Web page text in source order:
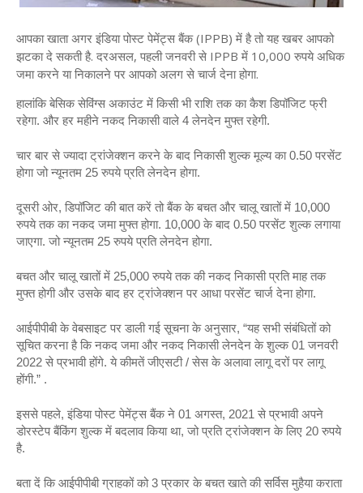
आपका खाता अगर इंडिया पोस्ट पेमेंट्स बैंक (IPPB) में है तो यह खबर आपको
झटका दे सकती है. दरअसल, पहली जनवरी से IPPB में 10,000 रुपये अधिक
जमा करने या निकालने पर आपको अलग से चार्ज देना होगा.
हालांकि बेसिक सेविंग्स अकाउंट में किसी भी राशि तक का कैश डिपॉजिट फ्री
रहेगा. और हर महीने नकद निकासी वाले 4 लेनदेन मुफ्त रहेगी.
चार बार से ज्‍यादा ट्रांजेक्‍शन करने के बाद निकासी शुल्क मूल्य का 0.50 परसेंट
होगा जो न्यूनतम 25 रुपये प्रति लेनदेन होगा.
दूसरी ओर, डिपॉजिट की बात करें तो बैंक के बचत और चालू खातों में 10,000
रुपये तक का नकद जमा मुफ्त होगा. 10,000 के बाद 0.50 परसेंट शुल्क लगाया
जाएगा. जो न्यूनतम 25 रुपये प्रति लेनदेन होगा.
बचत और चालू खातों में 25,000 रुपये तक की नकद निकासी प्रति माह तक
मुफ्त होगी और उसके बाद हर ट्रांजेक्शन पर आधा परसेंट चार्ज देना होगा.
आईपीपीबी के वेबसाइट पर डाली गई सूचना के अनुसार, “यह सभी संबंधितों को
सूचित करना है कि नकद जमा और नकद निकासी लेनदेन के शुल्क 01 जनवरी
2022 से प्रभावी होंगे. ये कीमतें जीएसटी / सेस के अलावा लागू दरों पर लागू
होंगी.” .
इससे पहले, इंडिया पोस्ट पेमेंट्स बैंक ने 01 अगस्त, 2021 से प्रभावी अपने
डोरस्टेप बैंकिंग शुल्क में बदलाव किया था, जो प्रति ट्रांजेक्शन के लिए 20 रुपये
है.
बता दें कि आईपीपीबी ग्राहकों को 3 प्रकार के बचत खाते की सर्विस मुहैया कराता